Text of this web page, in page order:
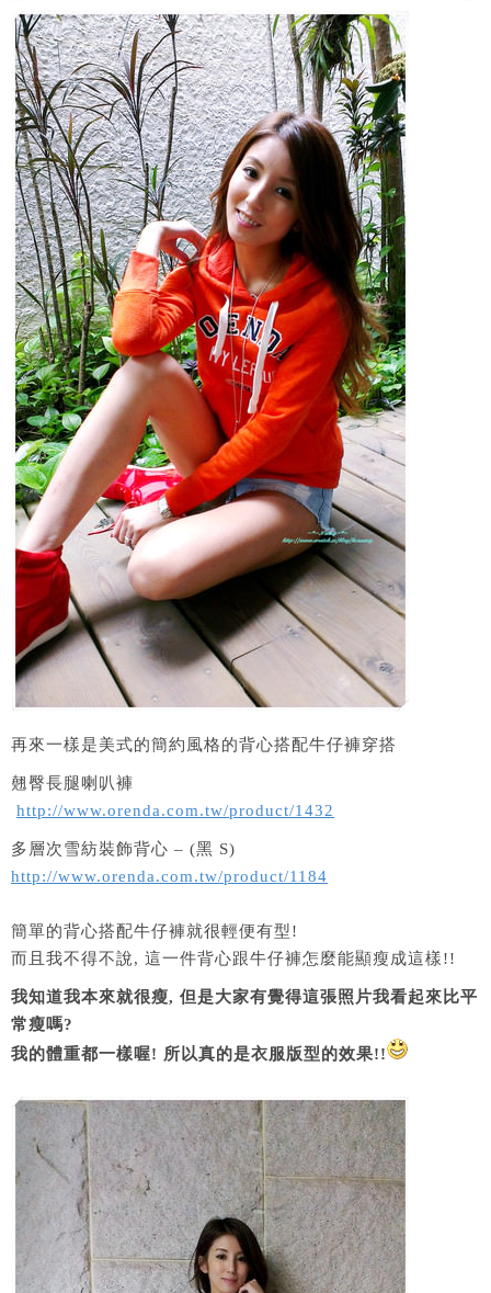
再來一樣是美式的簡約風格的背心搭配牛仔褲穿搭
翹臀長腿喇叭褲
http://www.orenda.com.tw/product/1432
多層次雪紡裝飾背心 – (黑 S)
http://www.orenda.com.tw/product/1184
簡單的背心搭配牛仔褲就很輕便有型!
而且我不得不說, 這一件背心跟牛仔褲怎麼能顯瘦成這樣!!
我知道我本來就很瘦, 但是大家有覺得這張照片我看起來比平
常瘦嗎?
我的體重都一樣喔! 所以真的是衣服版型的效果!!